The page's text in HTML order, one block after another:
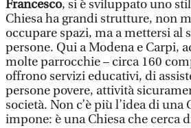
Francesco, si è sviluppato uno
Chiesa ha grandi strutture, non
occupare spazi, ma a mettersi al
persone. Qui a Modena e Carpi,
molte parrocchie – circa 160
offrono servizi educativi, di
persone povere, attività
società. Non c’è più l’idea di una
impone: è una Chiesa che cerca